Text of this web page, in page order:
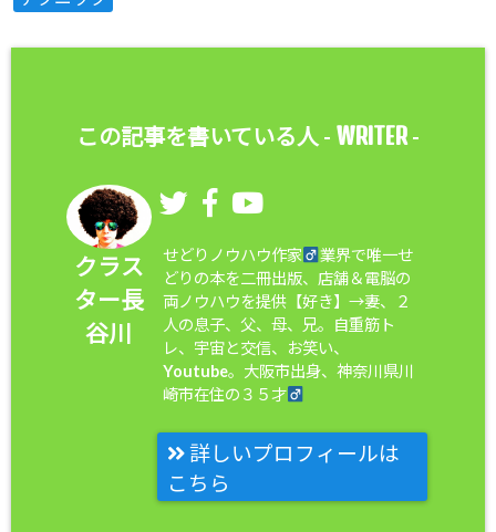
この記事を書いている人 - WRITER-
クラス
ター長
谷川
せどりノウハウ作家
業界で唯一せ
どりの本を二冊出版、店舗＆電脳の
両ノウハウを提供【好き】→妻、２
人の息子、父、母、兄。自重筋ト
レ、宇宙と交信、お笑い、
Youtube。大阪市出身、神奈川県川
崎市在住の３５才
詳しいプロフィールは
こちら